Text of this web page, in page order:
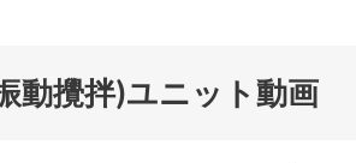
動攪拌)ユニット動画